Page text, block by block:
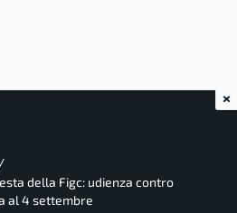
della Figc: udienza contro
al 4 settembre
×